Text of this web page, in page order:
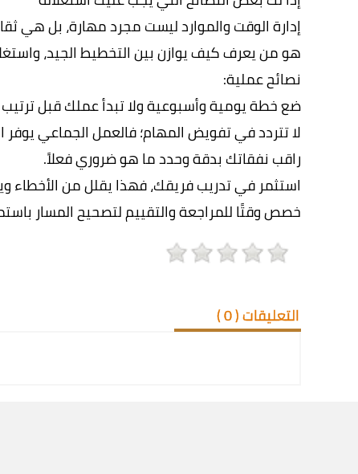
إدارة الوقت والموارد ليست مجرد مهارة، بل هي
هو من يعرف كيف يوازن بين التخطيط الجيد،
نصائح عملية:
ضع خطة يومية وأسبوعية ولا تبدأ عملك قبل ترتيب
لا تتردد في تفويض المهام؛ فالعمل الجماعي يوفر
راقب نفقاتك بدقة وحدد ما هو ضروري فعلاً.
استثمر في تدريب فريقك، فهذا يقلل من الأخطاء
خصص وقتًا للمراجعة والتقييم لتصحيح المسار
التعليقات (0
)